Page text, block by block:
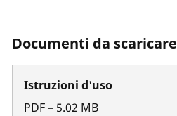
Documenti da scaricare
Istruzioni d'uso
PDF– 5.02 MB